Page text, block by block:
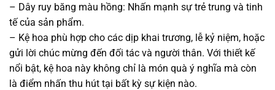
– Dây ruy băng màu hồng: Nhấn mạnh sự trẻ trung và tinh
tế của sản phẩm.
– Kệ hoa phù hợp cho các dịp khai trương, lễ kỷ niệm, hoặc
gửi lời chúc mừng đến đối tác và người thân. Với thiết kế
nổi bật, kệ hoa này không chỉ là món quà ý nghĩa mà còn
là điểm nhấn thu hút tại bất kỳ sự kiện nào.